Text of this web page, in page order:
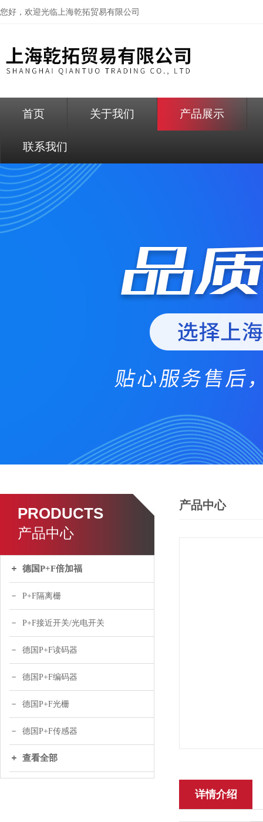
您好，欢迎光临上海乾拓贸易有限公司
首页 关于我们 产品展示
联系我们
PRODUCTS
产品中心
德国P+F倍加福
P+F隔离栅
P+F接近开关/光电开关
德国P+F读码器
德国P+F编码器
德国P+F光栅
德国P+F传感器
查看全部
产品中心
详情介绍